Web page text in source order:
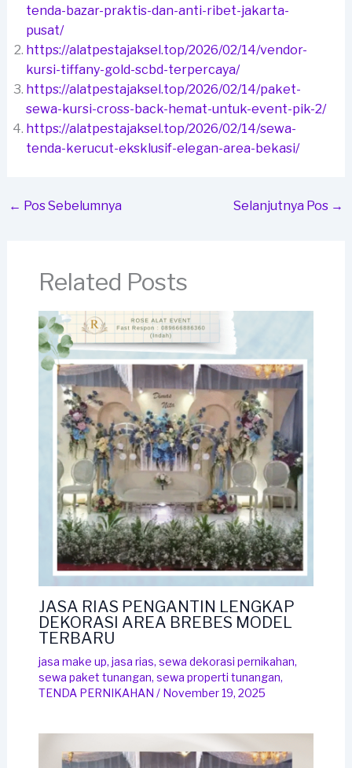
tenda-bazar-praktis-dan-anti-ribet-jakarta-
pusat/
https://alatpestajaksel.top/2026/02/14/vendor-
kursi-tiffany-gold-scbd-terpercaya/
https://alatpestajaksel.top/2026/02/14/paket-
sewa-kursi-cross-back-hemat-untuk-event-pik-2/
https://alatpestajaksel.top/2026/02/14/sewa-
tenda-kerucut-eksklusif-elegan-area-bekasi/
← Pos Sebelumnya Selanjutnya Pos →
Related Posts
JASA RIAS PENGANTIN LENGKAP
DEKORASI AREA BREBES MODEL
TERBARU
jasa make up, jasa rias, sewa dekorasi pernikahan,
sewa paket tunangan, sewa properti tunangan,
TENDA PERNIKAHAN / November 19, 2025